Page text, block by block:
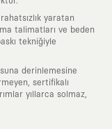
yaratan
talimatları ve beden
tekniğiyle
derinlemesine
sertifikalı
yıllarca solmaz,